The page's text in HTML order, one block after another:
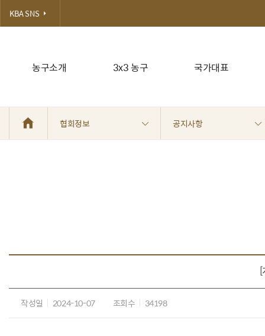
농구소개 3x3 농구 국가대표
KBA SNS
협회정보 공지사항
[
작성일 2024-10-07 조회수 34198